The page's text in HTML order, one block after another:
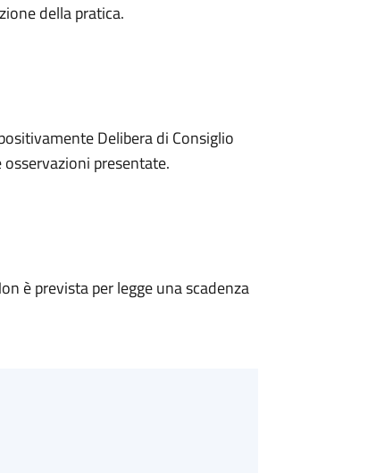
della pratica.
Delibera di Consiglio
presentate.
è prevista per legge una scadenza